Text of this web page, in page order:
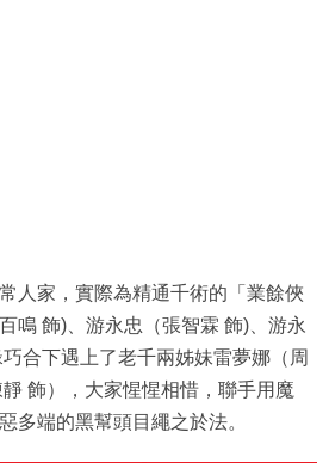
人家，實際為精通千術的「業餘俠
鳴 飾)、游永忠（張智霖 飾)、游永
合下遇上了老千兩姊妹雷夢娜（周
飾），大家惺惺相惜，聯手用魔
多端的黑幫頭目繩之於法。